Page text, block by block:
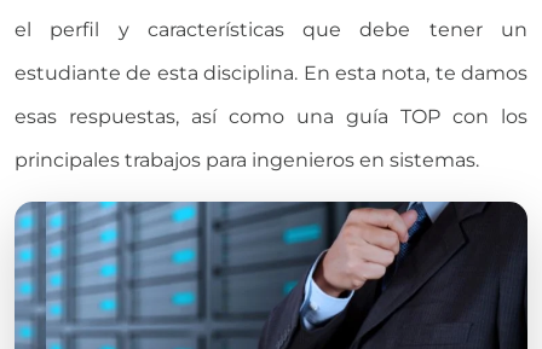
el perfil y características que debe tener un
estudiante de esta disciplina. En esta nota, te damos
esas respuestas, así como una guía TOP con los
principales trabajos para ingenieros en sistemas.